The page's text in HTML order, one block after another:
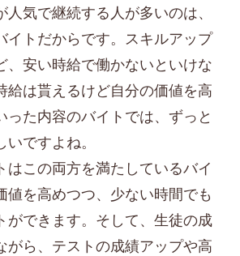
人気で継続する人が多いのは、
イトだからです。スキルアップ
、安い時給で働かないといけな
給は貰えるけど自分の価値を高
った内容のバイトでは、ずっと
ですよね。
はこの両方を満たしているバイ
値を高めつつ、少ない時間でも
ができます。そして、生徒の成
がら、テストの成績アップや高